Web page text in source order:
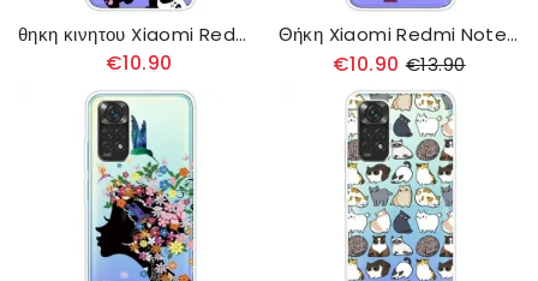
θηκη κινητου Xiaomi Redmi Note 11 Pro 4G / 5G Panda Fun
€10.90
Θήκη Xiaomi Redmi Note 11 Pro 4G / 5G Pink Tree Top
€10.90 €13.90